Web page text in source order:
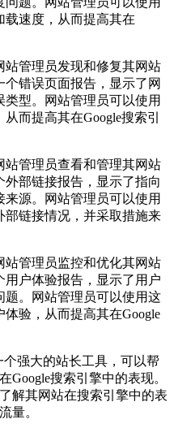
载速度，从而提高其在
站管理员发现和修复其网站
个错误页面报告，显示了网
型。网站管理员可以使用
而提高其在Google搜索引
站管理员查看和管理其网站
部链接报告，显示了指向
源。网站管理员可以使用
链接情况，并采取措施来
站管理员监控和优化其网站
户体验报告，显示了用户
。网站管理员可以使用这
验，从而提高其在Google
个强大的站长工具，可以帮
Google搜索引擎中的表现。
解其网站在搜索引擎中的表
量。